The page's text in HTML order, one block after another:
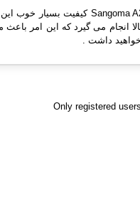
خواهید داشت .
Only registered